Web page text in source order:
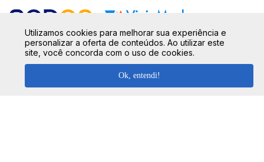
SIGA NOSSAS REDES SOCIAIS:
Utilizamos cookies para melhorar sua experiência e
personalizar a oferta de conteúdos. Ao utilizar este
site, você concorda com o uso de cookies.
Ok, entendi!